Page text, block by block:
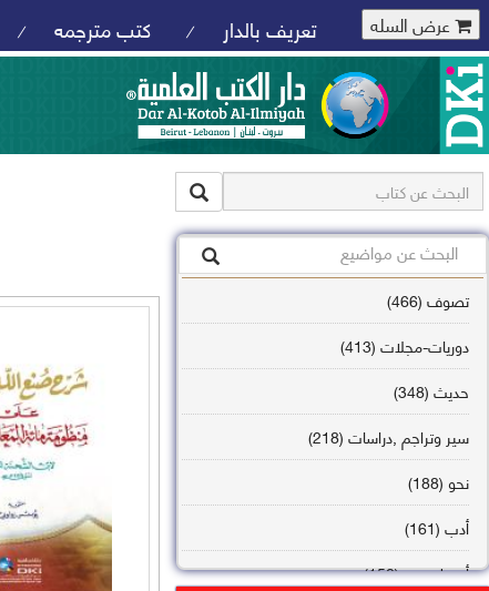
عرض السله تعريف بالدار / كتب مترجمه /
تصوف (466)
دوريات-مجلات (413)
حديث (348)
سير وتراجم ,دراسات (218)
نحو (188)
أدب (161)
أصول فقه (158)